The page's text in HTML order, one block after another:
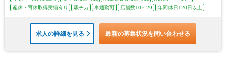
産休・育休取得実績有り
駅チカ 車通勤可 店舗数10～29 年間休日120日以上
求人の詳細を見る 最新の募集状況を問い合わせる